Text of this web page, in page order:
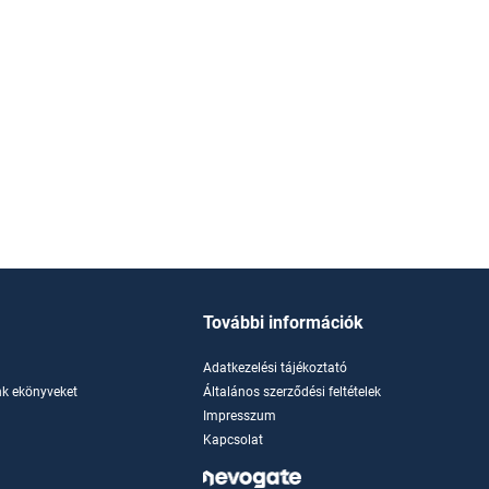
ekönyveket
További információk
Adatkezelési tájékoztató
Általános szerződési feltételek
Impresszum
Kapcsolat